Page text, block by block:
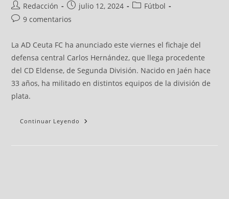
Redacción julio 12, 2024
Fútbol
9 comentarios
La AD Ceuta FC ha anunciado este viernes el fichaje del
defensa central Carlos Hernández, que llega procedente
del CD Eldense, de Segunda División. Nacido en Jaén hace
33 años, ha militado en distintos equipos de la división de
plata.
Continuar Leyendo